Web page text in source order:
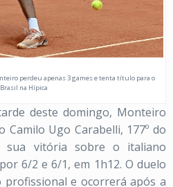
perdeu apenas 3 games e tenta título para o
Brasil na Hípica
deste domingo, Monteiro
Ugo Carabelli, 177º do
sua vitória sobre o italiano
6/2 e 6/1, em 1h12. O duelo
e ocorrerá após a